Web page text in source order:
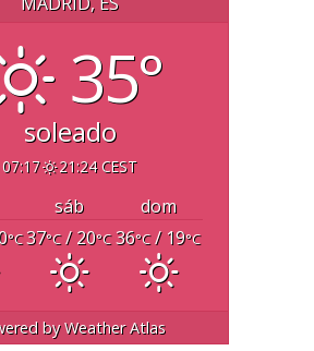
35°
soleado
07:17 21:24 CEST
sáb
dom
°C37°C/ 20°C 36°C/ 19°C
byWeather Atlas